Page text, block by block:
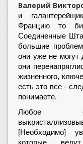
Валерий
и
Францию то
Соединенные
большие
они уже не могут
они
жизненного,
есть это все -
понимаете.
Любое
[Необходимо]